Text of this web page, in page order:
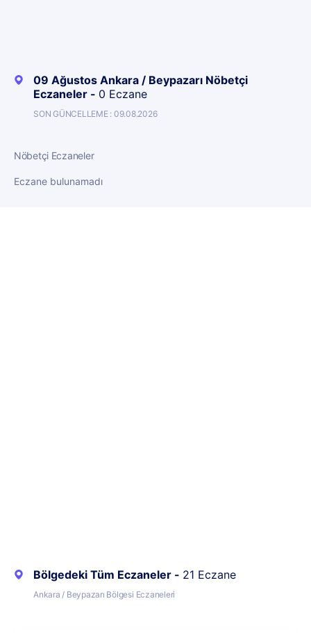
09 Ağustos Ankara / Beypazarı Nöbetçi
Eczaneler - 0 Eczane
SON GÜNCELLEME : 09.08.2026
Nöbetçi Eczaneler
Eczane bulunamadı
Bölgedeki Tüm Eczaneler - 21 Eczane
Ankara / Beypazarı Bölgesi Eczaneleri